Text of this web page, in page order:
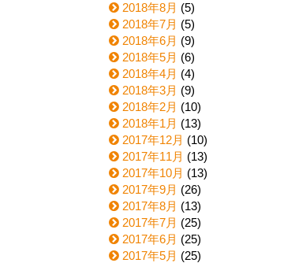
2018年8月 (5)
2018年7月 (5)
2018年6月 (9)
2018年5月 (6)
2018年4月 (4)
2018年3月 (9)
2018年2月 (10)
2018年1月 (13)
2017年12月 (10)
2017年11月 (13)
2017年10月 (13)
2017年9月 (26)
2017年8月 (13)
2017年7月 (25)
2017年6月 (25)
2017年5月 (25)